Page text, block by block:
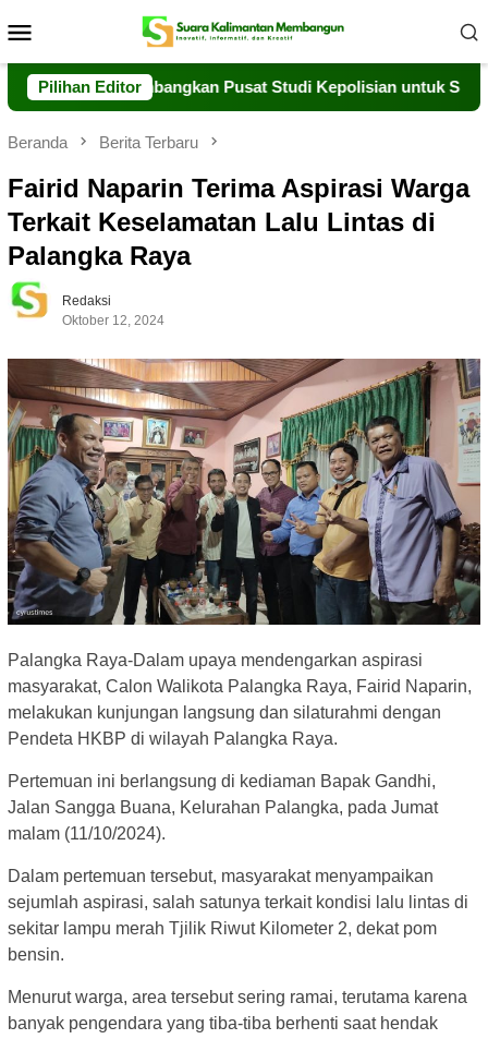
ke
Mobile
Pilihan Editor
Kembangkan Pusat Studi Kepolisian untuk SDM Unggul
Beranda Berita Terbaru
Fairid Naparin Terima Aspirasi Warga
Terkait Keselamatan Lalu Lintas di
Palangka Raya
Redaksi
Oktober 12, 2024
Palangka Raya-Dalam upaya mendengarkan aspirasi
masyarakat, Calon Walikota Palangka Raya, Fairid Naparin,
melakukan kunjungan langsung dan silaturahmi dengan
Pendeta HKBP di wilayah Palangka Raya.
Pertemuan ini berlangsung di kediaman Bapak Gandhi,
Jalan Sangga Buana, Kelurahan Palangka, pada Jumat
malam (11/10/2024).
Dalam pertemuan tersebut, masyarakat menyampaikan
sejumlah aspirasi, salah satunya terkait kondisi lalu lintas di
sekitar lampu merah Tjilik Riwut Kilometer 2, dekat pom
bensin.
Menurut warga, area tersebut sering ramai, terutama karena
banyak pengendara yang tiba-tiba berhenti saat hendak